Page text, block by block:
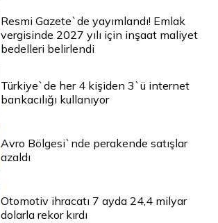
Resmi Gazete`de yayımlandı! Emlak
vergisinde 2027 yılı için inşaat maliyet
bedelleri belirlendi
Türkiye`de her 4 kişiden 3`ü internet
bankacılığı kullanıyor
Avro Bölgesi`nde perakende satışlar
azaldı
Otomotiv ihracatı 7 ayda 24,4 milyar
dolarla rekor kırdı